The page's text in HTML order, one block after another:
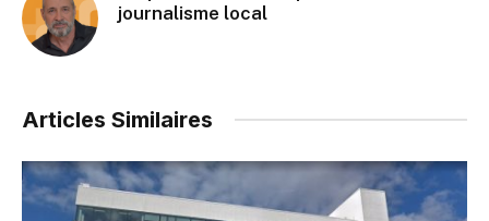
journalisme local
Articles Similaires